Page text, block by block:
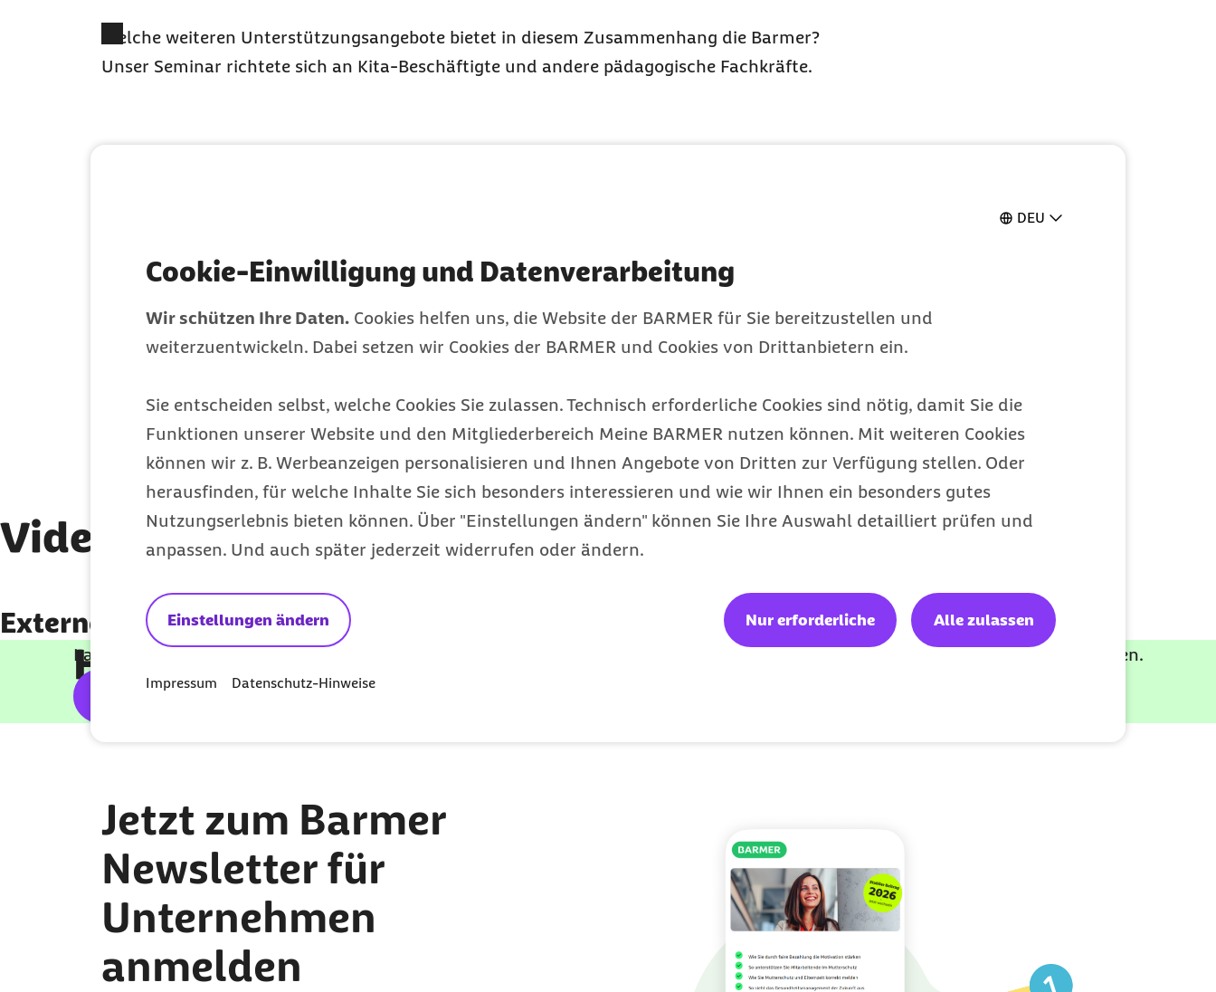
DEU
Cookie-Einwilligung und Datenverarbeitung
Wir schützen Ihre Daten. Cookies helfen uns, die Website der BARMER für Sie bereitzustellen und
weiterzuentwickeln. Dabei setzen wir Cookies der BARMER und Cookies von Drittanbietern ein.
Sie entscheiden selbst, welche Cookies Sie zulassen. Technisch erforderliche Cookies sind nötig, damit Sie die
Funktionen unserer Website und den Mitgliederbereich Meine BARMER nutzen können. Mit weiteren Cookies
können wir z. B. Werbeanzeigen personalisieren und Ihnen Angebote von Dritten zur Verfügung stellen. Oder
herausfinden, für welche Inhalte Sie sich besonders interessieren und wie wir Ihnen ein besonders gutes
Nutzungserlebnis bieten können. Über "Einstellungen ändern" können Sie Ihre Auswahl detailliert prüfen und
anpassen. Und auch später jederzeit widerrufen oder ändern.
Einstellungen ändern Nur erforderliche Alle zulassen
Impressum Datenschutz-Hinweise
Welche weiteren Unterstützungsangebote bietet in diesem Zusammenhang die Barmer?
Unser Seminar richtete sich an Kita-Beschäftigte und andere pädagogische Fachkräfte.
Interkulturelle Trainerin und Multiplikatorin in
der Kindertagesbetreuung
Gesundheitsexpertin bei der Barmer
Video zum Seminar vom 21.03.2023
Externe Inhalte anzeigen
Sie können an dieser Stelle einstellen, alle externen Inhalte auf der Website anzeigen zu lassen.
Ich bin damit einverstanden, dass personenbezogene Daten an Drittplattformen übermittelt werden.
Mehr dazu in unserer
Externe Inhalte der Youtube-Plattform zulassen
Haben Sie noch Fragen?
Lassen Sie sich exklusiv von Barmer Expertinnen und Experten zur Sozialversicherung oder zum Gesundheitsmanagement beraten.
Jetzt kontaktieren
Jetzt zum Barmer
Newsletter für
Unternehmen
anmelden